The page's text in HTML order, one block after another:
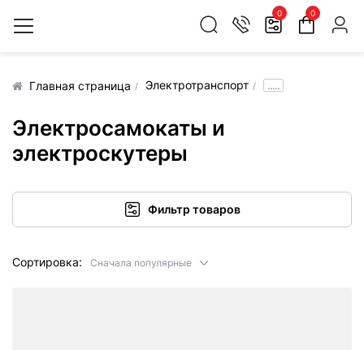
0 0
Главная страница Электротранспорт .....
Электросамокаты и
электроскутеры
Фильтр товаров
Сортировка: Сначала популярные